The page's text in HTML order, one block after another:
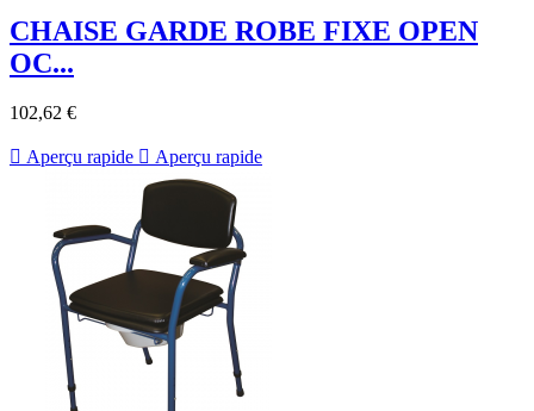
CHAISE GARDE ROBE FIXE OPEN
OC...
102,62 €
 Aperçu rapide  Aperçu rapide